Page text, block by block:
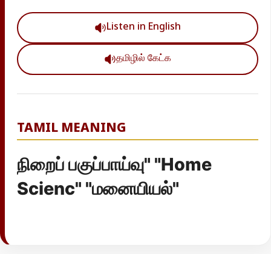
Listen in English
தமிழில் கேட்க
TAMIL MEANING
நிறைப் பகுப்பாய்வு" "Home
Scienc" "மனையியல்"